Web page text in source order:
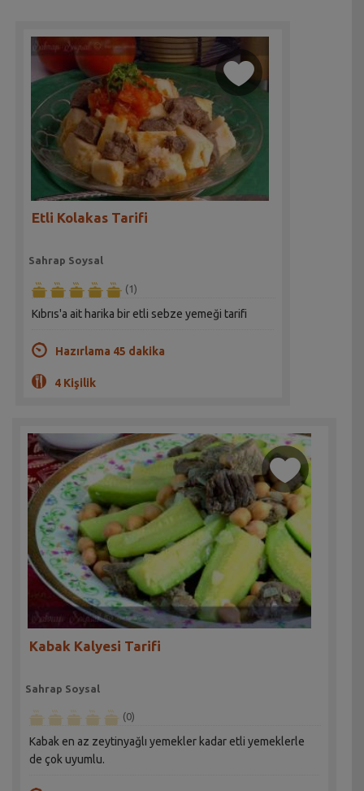
Etli Kolakas Tarifi
Sahrap Soysal
(1)
Kıbrıs'a ait harika bir etli sebze yemeği tarifi
Hazırlama 45 dakika
4 Kişilik
Kabak Kalyesi Tarifi
Sahrap Soysal
(0)
Kabak en az zeytinyağlı yemekler kadar etli yemeklerle
de çok uyumlu.